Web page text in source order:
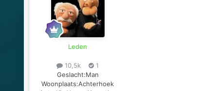
Leden
10,5k
1
Geslacht:Man
Woonplaats:Achterhoek